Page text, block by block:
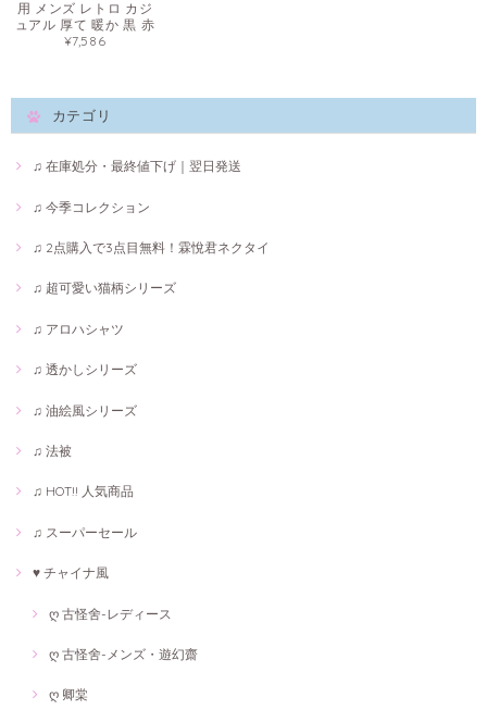
用 メンズ レトロ カジ
ュアル 厚て 暖か 黒 赤
¥7,586
カテゴリ
♫ 在庫処分・最終値下げ｜翌日発送
♫ 今季コレクション
♫ 2点購入で3点目無料！霖悅君ネクタイ
♫ 超可愛い猫柄シリーズ
♫ アロハシャツ
♫ 透かしシリーズ
♫ 油絵風シリーズ
♫ 法被
♫ HOT!! 人気商品
♫ スーパーセール
♥ チャイナ風
ღ 古怪舍-レディース
ღ 古怪舍-メンズ・遊幻齋
ღ 卿棠